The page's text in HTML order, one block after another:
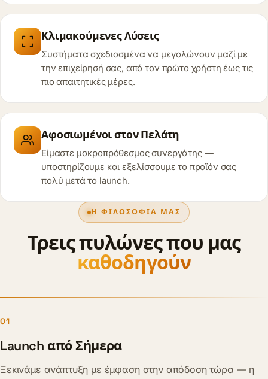
Κλιμακούμενες Λύσεις
Συστήματα σχεδιασμένα να μεγαλώνουν μαζί με
την επιχείρησή σας, από τον πρώτο χρήστη έως τις
πιο απαιτητικές μέρες.
Αφοσιωμένοι στον Πελάτη
Είμαστε μακροπρόθεσμος συνεργάτης —
υποστηρίζουμε και εξελίσσουμε το προϊόν σας
πολύ μετά το launch.
Η ΦΙΛΟΣΟΦΊΑ ΜΑΣ
Τρεις πυλώνες που μας
καθοδηγούν
01
Launch από Σήμερα
Ξεκινάμε ανάπτυξη με έμφαση στην απόδοση τώρα — η